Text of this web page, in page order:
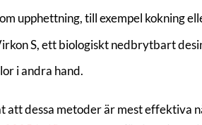
upphettning, till exempel kokning
S, ett biologiskt nedbrytbart
i andra hand.
att dessa metoder är mest effektiva